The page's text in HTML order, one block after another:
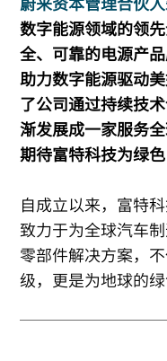
数字能源领域的领
全、可靠的电源产
助力数字能源驱动
了公司通过持续技
渐发展成一家服务
期待富特科技为绿
自成立以来，富特
致力于为全球汽车
零部件解决方案，
级，更是为地球的